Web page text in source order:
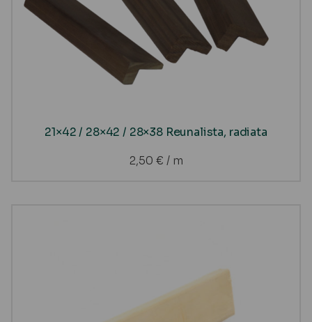
21×42 / 28×42 / 28×38 Reunalista, radiata
2,50 € / m